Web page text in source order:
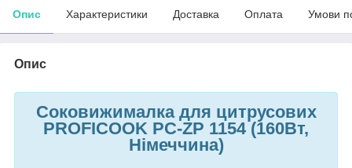
Опис Характеристики Доставка Оплата Умови
Опис
Соковижималка для цитрусових
PROFICOOK PC-ZP 1154 (160Вт,
Німеччина)